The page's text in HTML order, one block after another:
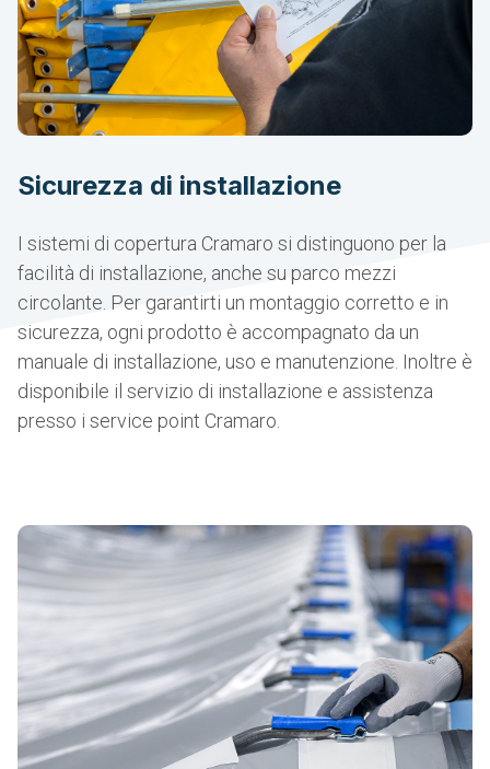
Sicurezza di installazione
I sistemi di copertura Cramaro si distinguono per la
facilità di installazione, anche su parco mezzi
circolante. Per garantirti un montaggio corretto e in
sicurezza, ogni prodotto è accompagnato da un
manuale di installazione, uso e manutenzione. Inoltre è
disponibile il servizio di installazione e assistenza
presso i service point Cramaro.